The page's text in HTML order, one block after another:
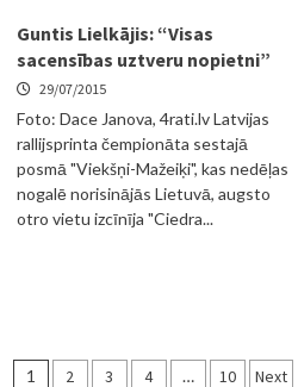
Guntis Lielkājis: “Visas
sacensības uztveru nopietni”
29/07/2015
Foto: Dace Janova, 4rati.lv Latvijas
rallijsprinta čempionāta sestajā
posmā "Viekšņi-Mažeiķi", kas nedēļas
nogalē norisinājās Lietuvā, augsto
otro vietu izcīnīja "Ciedra...
Ziņu
1 2 3 4 … 10 Next